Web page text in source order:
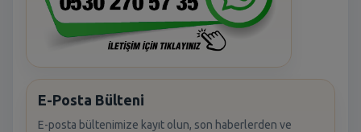
E-Posta Bülteni
E-posta bültenimize kayıt olun, son haberlerden ve